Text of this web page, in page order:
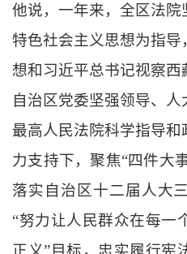
他说，一年来，全区法院
特色社会主义思想为指
想和习近平总书记视察
自治区党委坚强领导、人
最高人民法院科学指导
力支持下，聚焦“四件大
落实自治区十二届人大
“努力让人民群众在每一
正义”目标，忠实履行宪